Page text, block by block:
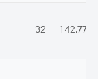
32 142.77